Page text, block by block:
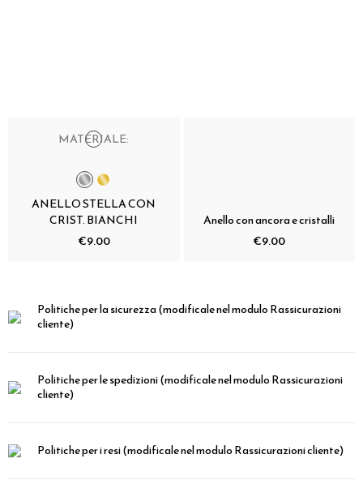
MATERIALE:
ANELLO STELLA CON
CRIST. BIANCHI
€9.00
Anello con ancora e cristalli
€9.00
Politiche per la sicurezza(modificale nel modulo Rassicurazioni
cliente)
Politiche per le spedizioni(modificale nel modulo Rassicurazioni
cliente)
Politiche per i resi(modificale nel modulo Rassicurazioni cliente)